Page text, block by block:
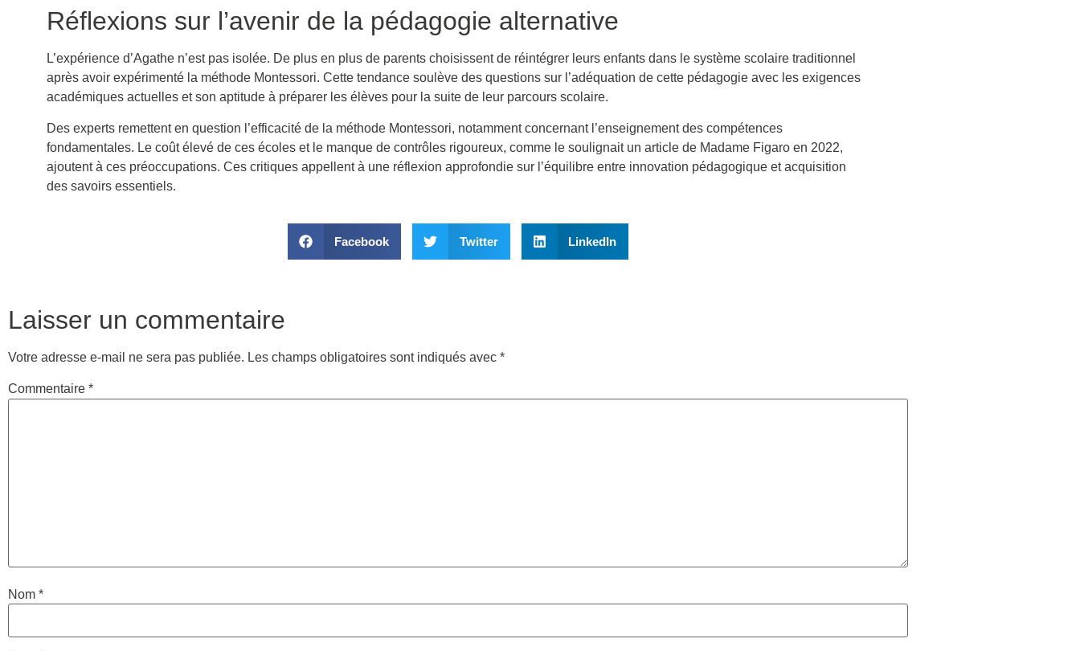
Réflexions sur l’avenir de la pédagogie alternative
L’expérience d’Agathe n’est pas isolée. De plus en plus de parents choisissent de réintégrer leurs enfants dans le système scolaire traditionnel
après avoir expérimenté la méthode Montessori. Cette tendance soulève des questions sur l’adéquation de cette pédagogie avec les exigences
académiques actuelles et son aptitude à préparer les élèves pour la suite de leur parcours scolaire.
Des experts remettent en question l’efficacité de la méthode Montessori, notamment concernant l’enseignement des compétences
fondamentales. Le coût élevé de ces écoles et le manque de contrôles rigoureux, comme le soulignait un article de Madame Figaro en 2022,
ajoutent à ces préoccupations. Ces critiques appellent à une réflexion approfondie sur l’équilibre entre innovation pédagogique et acquisition
des savoirs essentiels.
Facebook Twitter LinkedIn
Laisser un commentaire
Votre adresse e-mail ne sera pas publiée. Les champs obligatoires sont indiqués avec *
Commentaire *
Nom *